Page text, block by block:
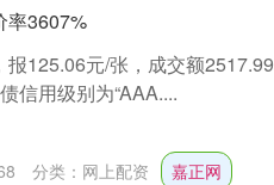
率3607%
125.06元/张，成交额2517.99
信用级别为“AAA....
分类： 网上配资 嘉正网